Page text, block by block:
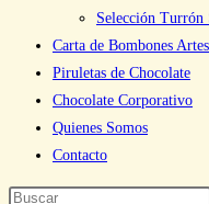
Selección Turrón
Carta de Bombones
Piruletas de Chocolate
Chocolate Corporativo
Quienes Somos
Contacto